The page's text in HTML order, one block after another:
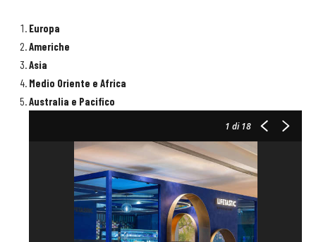
Europa
Americhe
Asia
Medio Oriente e Africa
Australia e Pacifico
1 di 18